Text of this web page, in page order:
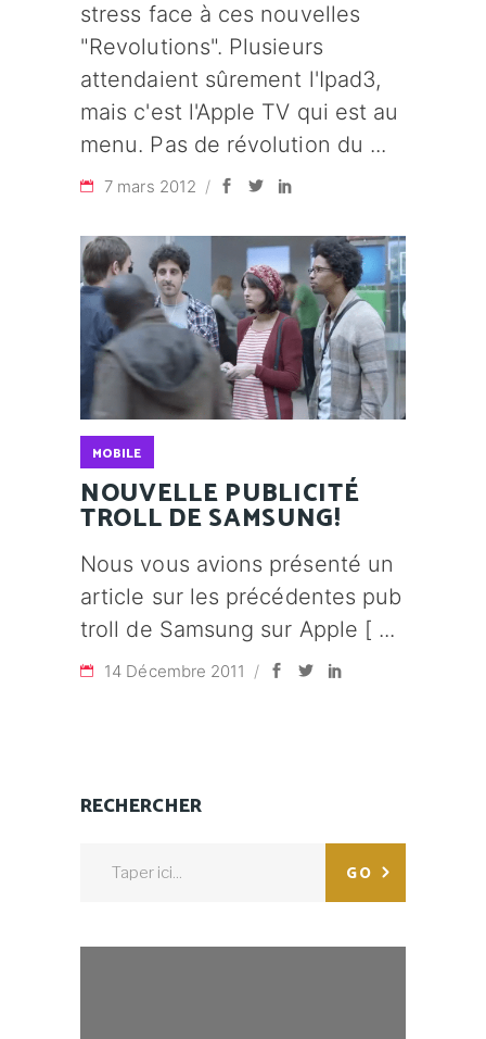
stress face à ces nouvelles
"Revolutions". Plusieurs
attendaient sûrement l'Ipad3,
mais c'est l'Apple TV qui est au
menu. Pas de révolution du
7 mars 2012
MOBILE
NOUVELLE PUBLICITÉ
TROLL DE SAMSUNG!
Nous vous avions présenté un
article sur les précédentes pub
troll de Samsung sur Apple [
14 Décembre 2011
RECHERCHER
GO